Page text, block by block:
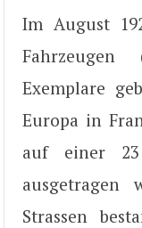
Im August
Fahrzeugen
Exemplare
Europa in
auf einer 23
ausgetragen
Strassen